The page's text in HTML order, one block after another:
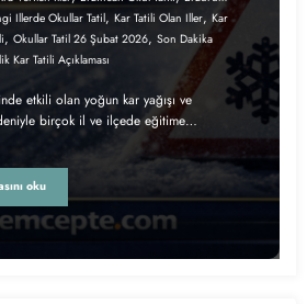
Illerde Okullar Tatil, Kar Tatili Olan Iller, Kar
, Okullar Tatil 26 Şubat 2026, Son Dakika
Kar Tatili Açıklaması
etkili olan yoğun kar yağışı ve
birçok il ve ilçede eğitime…
oku